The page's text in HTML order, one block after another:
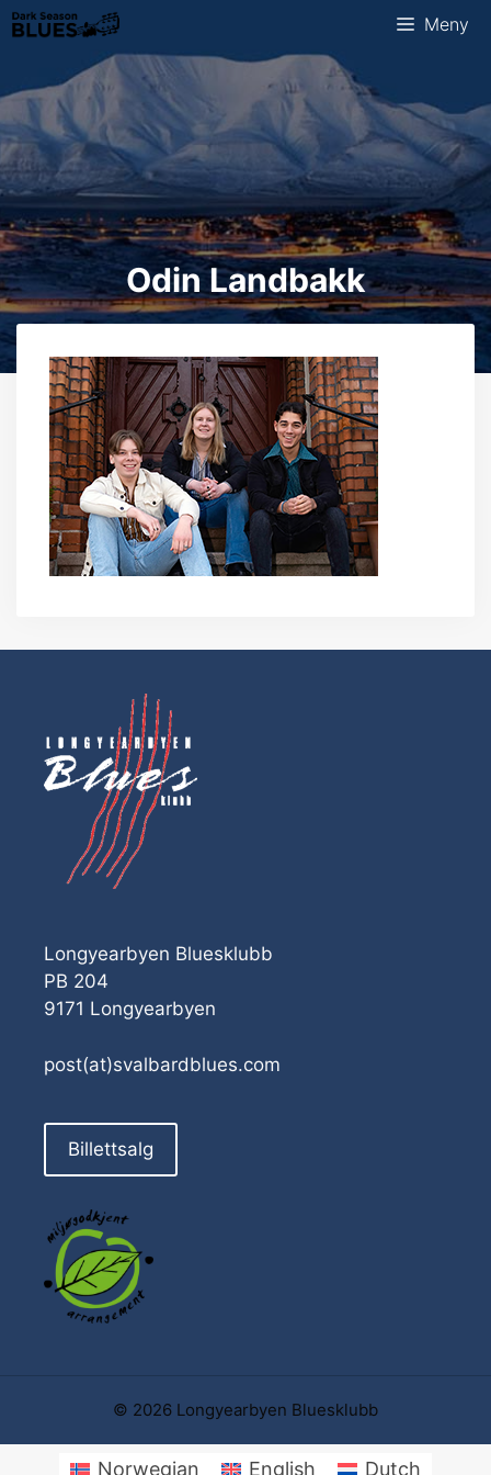
Hopp
til
Meny
Odin Landbakk
Longyearbyen Bluesklubb
PB 204
9171 Longyearbyen
post(at)svalbardblues.com
Billettsalg
© 2026 Longyearbyen Bluesklubb
Norwegian English Dutch